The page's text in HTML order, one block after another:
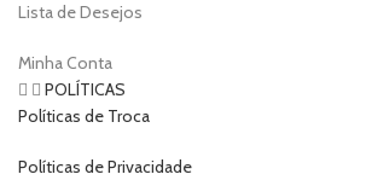
Lista de Desejos
Minha Conta
POLÍTICAS
Políticas de Troca
Políticas de Privacidade